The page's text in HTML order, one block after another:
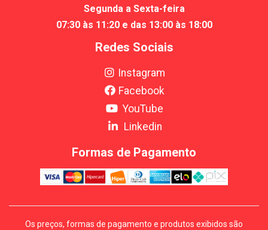
Segunda a Sexta-feira
07:30 às 11:20 e das 13:00 às 18:00
Redes Sociais
Instagram
Facebook
YouTube
Linkedin
Formas de Pagamento
Os preços, formas de pagamento e produtos exibidos são